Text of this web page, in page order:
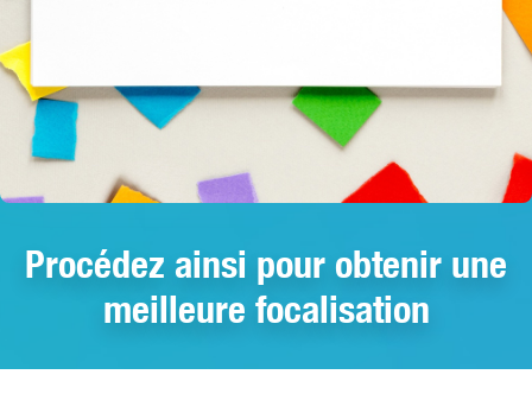
Procédez ainsi pour obtenir une
meilleure focalisation